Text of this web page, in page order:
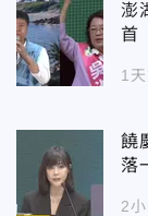
澎
首
1
饒
落
2